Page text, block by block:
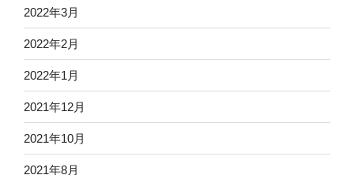
2022年3月
2022年2月
2022年1月
2021年12月
2021年10月
2021年8月